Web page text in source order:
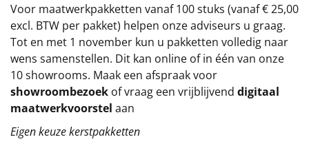
Alle overige
Voor maatwerkpakketten vanaf 100 stuks (vanaf € 25,00
excl. BTW per pakket) helpen onze adviseurs u graag.
Tot en met 1 november kun u pakketten volledig naar
wens samenstellen. Dit kan online of in één van onze
10 showrooms. Maak een afspraak voor
showroombezoek of vraag een vrijblijvend digitaal
maatwerkvoorstel aan
Eigen keuze kerstpakketten